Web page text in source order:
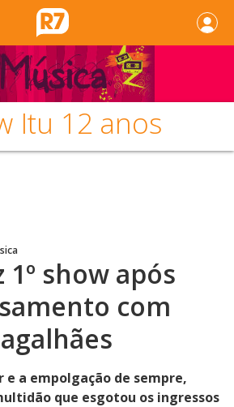
Itu 12 anos
show após
com
e a empolgação de sempre,
que esgotou os ingressos